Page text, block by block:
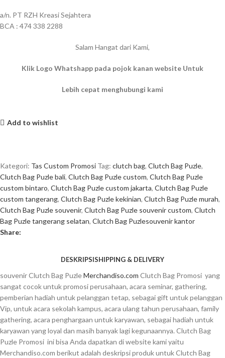
a/n. PT RZH Kreasi Sejahtera
BCA : 474 338 2288
Salam Hangat dari Kami,
Klik Logo Whatshapp pada pojok kanan website Untuk
Lebih cepat menghubungi kami
Add to wishlist
Kategori: Tas Custom Promosi Tag: clutch bag, Clutch Bag Puzle,
Clutch Bag Puzle bali, Clutch Bag Puzle custom, Clutch Bag Puzle
custom bintaro, Clutch Bag Puzle custom jakarta, Clutch Bag Puzle
custom tangerang, Clutch Bag Puzle kekinian, Clutch Bag Puzle murah,
Clutch Bag Puzle souvenir, Clutch Bag Puzle souvenir custom, Clutch
Bag Puzle tangerang selatan, Clutch Bag Puzlesouvenir kantor
Share:
DESKRIPSISHIPPING & DELIVERY
souvenirClutch Bag PuzleMerchandiso.com Clutch Bag Promosi yang
sangat cocok untuk promosi perusahaan, acara seminar, gathering,
pemberian hadiah untuk pelanggan tetap, sebagai gift untuk pelanggan
Vip, untuk acara sekolah kampus, acara ulang tahun perusahaan, family
gathering, acara penghargaan untuk karyawan, sebagai hadiah untuk
karyawan yang loyal dan masih banyak lagi kegunaannya.Clutch Bag
Puzle Promosi ini bisa Anda dapatkan di website kami yaitu
Merchandiso.com berikut adalah deskripsi produk untukClutch Bag